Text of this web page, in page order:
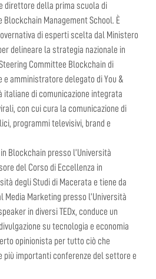
direttore della prima scuola di
Management School. È
di esperti scelta dal Ministero
delineare la strategia nazionale in
Committee Blockchain di
e amministratore delegato di You &
italiane di comunicazione integrata
con cui cura la comunicazione di
programmi televisivi, brand e
Blockchain presso l’Università
del Corso di Eccellenza in
degli Studi di Macerata e tiene da
Media Marketing presso l’Università
in diversi TEDx, conduce un
su tecnologia e economia
opinionista per tutto ciò che
più importanti conferenze del settore e